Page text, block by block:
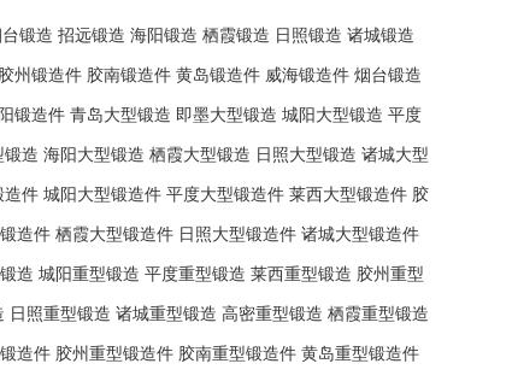
锻造 招远锻造 海阳锻造 栖霞锻造 日照锻造 诸城锻造
胶州锻造件 胶南锻造件 黄岛锻造件 威海锻造件 烟台锻造
锻造件 青岛大型锻造 即墨大型锻造 城阳大型锻造 平度
锻造 海阳大型锻造 栖霞大型锻造 日照大型锻造 诸城大型
造件 城阳大型锻造件 平度大型锻造件 莱西大型锻造件 胶
造件 栖霞大型锻造件 日照大型锻造件 诸城大型锻造件
造 城阳重型锻造 平度重型锻造 莱西重型锻造 胶州重型
日照重型锻造 诸城重型锻造 高密重型锻造 栖霞重型锻造
造件 胶州重型锻造件 胶南重型锻造件 黄岛重型锻造件